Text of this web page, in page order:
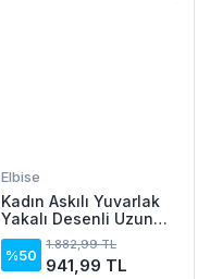
Elbise
Kadın Askılı Yuvarlak
Yakalı Desenli Uzun
Süprem Elbise
%50
1.882,99 TL
941,99 TL